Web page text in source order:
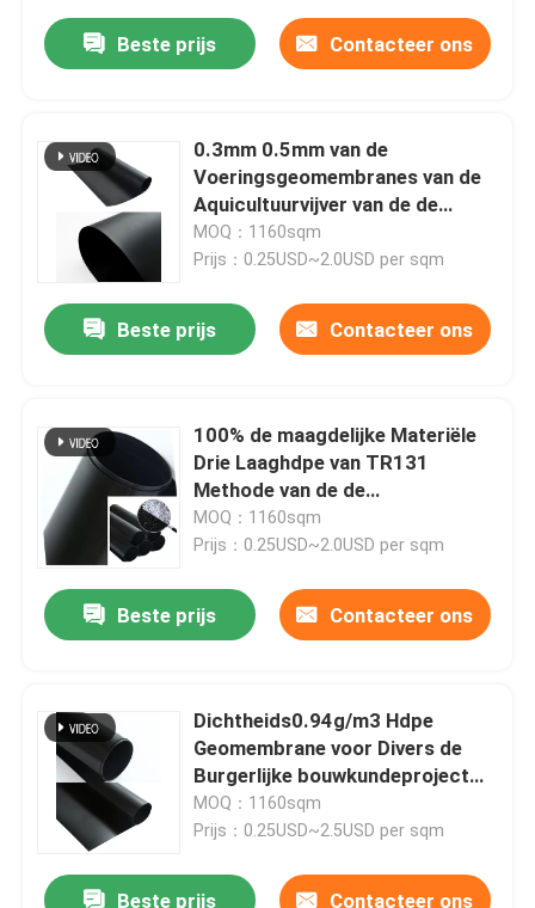
Producten
Ongeveer ons
Fabrieksreis
Kwaliteitscontrole
Geosyntheticstof
Geosyntheticmembraan
Het Net van de Geosyntheticversterking
Beste prijs Contacteer ons
0.3mm 0.5mm van de
Voeringsgeomembranes van de
Aquicultuurvijver van de de
Vissentank van de de
Garnalenvijver het
MOQ：1160sqm
Prijs：0.25USD~2.0USD per sqm
Beste prijs Contacteer ons
100% de maagdelijke Materiële
Drie Laaghdpe van TR131
Methode van de de
Uitdrijvingsproductie van
Geomembrane
MOQ：1160sqm
Prijs：0.25USD~2.0USD per sqm
Beste prijs Contacteer ons
Dichtheids0.94g/m3 Hdpe
Geomembrane voor Divers de
Burgerlijke bouwkundeproject
van Antiseepage
MOQ：1160sqm
Prijs：0.25USD~2.5USD per sqm
Beste prijs Contacteer ons